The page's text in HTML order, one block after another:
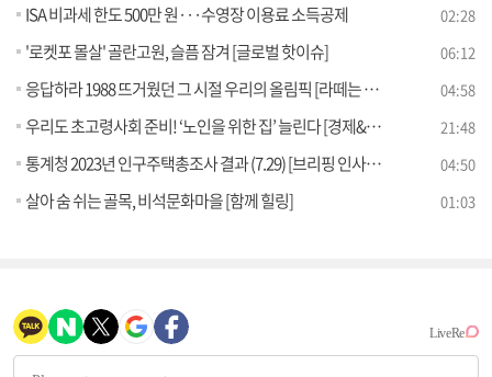
ISA 비과세 한도 500만 원···수영장 이용료 소득공제 02:28
'로켓포 몰살' 골란고원, 슬픔 잠겨 [글로벌 핫이슈] 06:12
응답하라 1988 뜨거웠던 그 시절 우리의 올림픽 [라떼는 뉴우스] 04:58
우리도 초고령사회 준비! ‘노인을 위한 집’ 늘린다 [경제&이슈] 21:48
통계청 2023년 인구주택총조사 결과 (7.29) [브리핑 인사이트] 04:50
살아 숨 쉬는 골목, 비석문화마을 [함께 힐링] 01:03